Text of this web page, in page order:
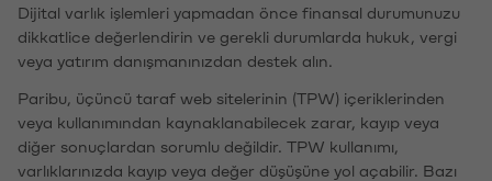
Dijital varlık işlemleri yapmadan önce finansal durumunuzu
dikkatlice değerlendirin ve gerekli durumlarda hukuk, vergi
veya yatırım danışmanınızdan destek alın.
Paribu, üçüncü taraf web sitelerinin (TPW) içeriklerinden
veya kullanımından kaynaklanabilecek zarar, kayıp veya
diğer sonuçlardan sorumlu değildir. TPW kullanımı,
varlıklarınızda kayıp veya değer düşüşüne yol açabilir. Bazı